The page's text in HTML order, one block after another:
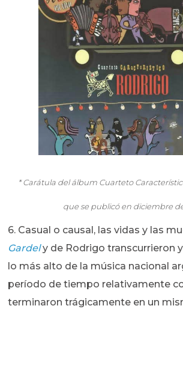
* Carátula del álbum Cuarteto
que se publicó en diciembre de
6. Casual o causal, las vidas y las
Gardely de Rodrigo transcurrieron
lo más alto de la música nacional
período de tiempo relativamente
terminaron trágicamente en un